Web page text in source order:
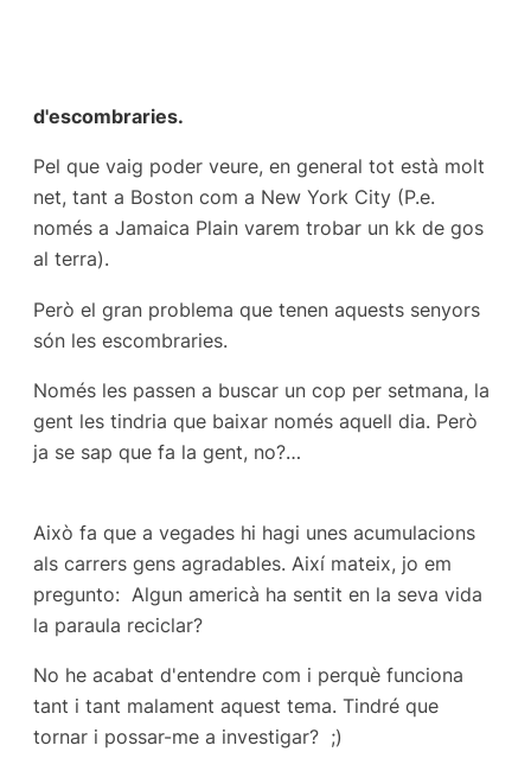
d'escombraries.
Pel que vaig poder veure, en general tot està molt
net, tant a Boston com a New York City (P.e.
només a Jamaica Plain varem trobar un kk de gos
al terra).
Però el gran problema que tenen aquests senyors
són les escombraries.
Només les passen a buscar un cop per setmana, la
gent les tindria que baixar només aquell dia. Però
ja se sap que fa la gent, no?…
Això fa que a vegades hi hagi unes acumulacions
als carrers gens agradables. Així mateix, jo em
pregunto: Algun americà ha sentit en la seva vida
la paraula reciclar?
No he acabat d'entendre com i perquè funciona
tant i tant malament aquest tema. Tindré que
tornar i possar-me a investigar? ;)